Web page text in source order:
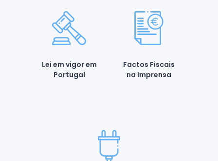
Lei em vigor em
Portugal
Factos Fiscais
na Imprensa